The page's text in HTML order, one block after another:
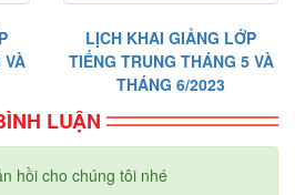
VÀ
LỊCH KHAI GIẢNG LỚP
TIẾNG TRUNG THÁNG 5 VÀ
THÁNG 6/2023
LUẬN
hồi cho chúng tôi nhé